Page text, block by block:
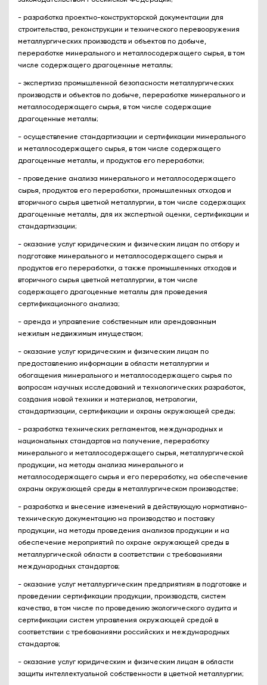
- разработка проектно-конструкторской документации для
строительства, реконструкции и технического перевооружения
металлургических производств и объектов по добыче,
переработке минерального и металлосодержащего сырья, в том
числе содержащего драгоценные металлы;
- экспертиза промышленной безопасности металлургических
производств и объектов по добыче, переработке минерального и
металлосодержащего сырья, в том числе содержащие
драгоценные металлы;
- осуществление стандартизации и сертификации минерального
и металлосодержащего сырья, в том числе содержащего
драгоценные металлы, и продуктов его переработки;
- проведение анализа минерального и металлосодержащего
сырья, продуктов его переработки, промышленных отходов и
вторичного сырья цветной металлургии, в том числе содержащих
драгоценные металлы, для их экспертной оценки, сертификации и
стандартизации;
- оказание услуг юридическим и физическим лицам по отбору и
подготовке минерального и металлосодержащего сырья и
продуктов его переработки, а также промышленных отходов и
вторичного сырья цветной металлургии, в том числе
содержащего драгоценные металлы для проведения
сертификационного анализа;
- аренда и управление собственным или арендованным
нежилым недвижимым имуществом;
- оказание услуг юридическим и физическим лицам по
предоставлению информации в области металлургии и
обогащения минерального и металлосодержащего сырья по
вопросам научных исследований и технологических разработок,
создания новой техники и материалов, метрологии,
стандартизации, сертификации и охраны окружающей среды;
- разработка технических регламентов, международных и
национальных стандартов на получение, переработку
минерального и металлосодержащего сырья, металлургической
продукции, на методы анализа минерального и
металлосодержащего сырья и его переработку, на обеспечение
охраны окружающей среды в металлургическом производстве;
- разработка и внесение изменений в действующую нормативно-
техническую документацию на производство и поставку
продукции, на методы проведения анализов продукции и на
обеспечение мероприятий по охране окружающей среды в
металлургической области в соответствии с требованиями
международных стандартов;
- оказание услуг металлургическим предприятиям в подготовке и
проведении сертификации продукции, производств, систем
качества, в том числе по проведению экологического аудита и
сертификации систем управления окружающей средой в
соответствии с требованиями российских и международных
стандартов;
- оказание услуг юридическим и физическим лицам в области
защиты интеллектуальной собственности в цветной металлургии;